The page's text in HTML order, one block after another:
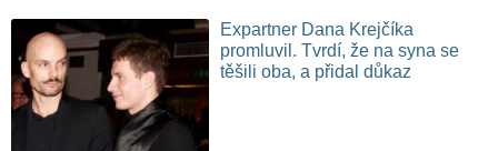
Expartner Dana Krejčíka
promluvil. Tvrdí, že na syna se
těšili oba, a přidal důkaz